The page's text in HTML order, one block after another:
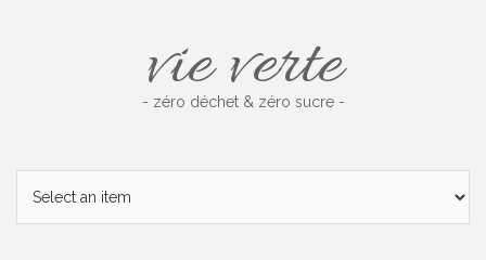
vie verte
- zéro déchet & zéro sucre -